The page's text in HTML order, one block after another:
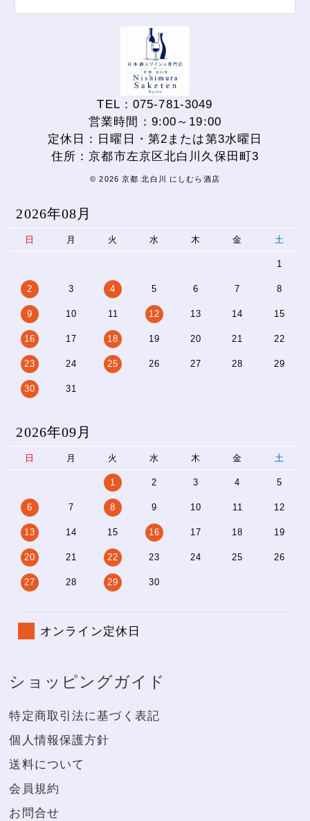
TEL：075-781-3049
営業時間：9:00～19:00
定休日：日曜日・第2または第3水曜日
住所：京都市左京区北白川久保田町3
© 2026 京都 北白川 にしむら酒店
2026年08月
日 月 火 水 木 金 土
1
2 3 4 5 6 7 8
9 10 11 12 13 14 15
16 17 18 19 20 21 22
23 24 25 26 27 28 29
30 31
2026年09月
日 月 火 水 木 金 土
1 2 3 4 5
6 7 8 9 10 11 12
13 14 15 16 17 18 19
20 21 22 23 24 25 26
27 28 29 30
オンライン定休日
ショッピングガイド
特定商取引法に基づく表記
個人情報保護方針
送料について
会員規約
お問合せ